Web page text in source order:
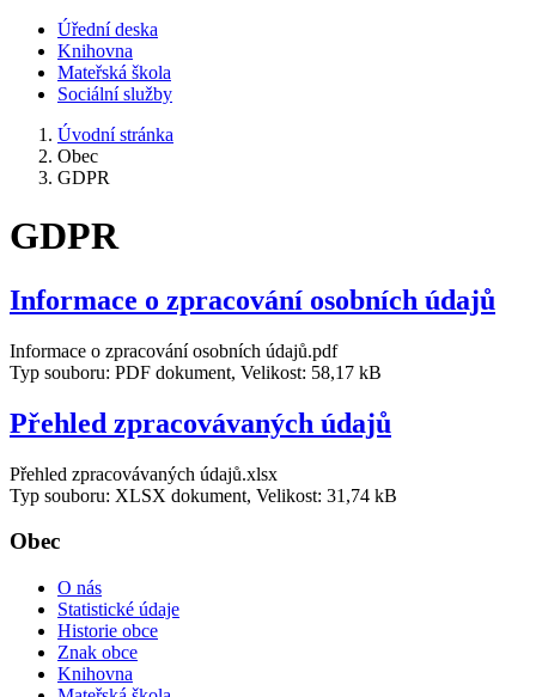
Úřední deska
Knihovna
Mateřská škola
Sociální služby
Úvodní stránka
Obec
GDPR
GDPR
Informace o zpracování osobních údajů
Informace o zpracování osobních údajů.pdf
Typ souboru: PDF dokument, Velikost: 58,17 kB
Přehled zpracovávaných údajů
Přehled zpracovávaných údajů.xlsx
Typ souboru: XLSX dokument, Velikost: 31,74 kB
Obec
O nás
Statistické údaje
Historie obce
Znak obce
Knihovna